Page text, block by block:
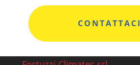
CONTATTACI